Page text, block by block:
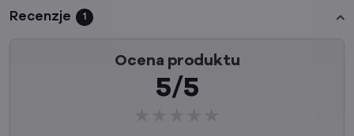
Recenzje 1
Ocena produktu
5/5